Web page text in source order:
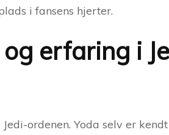
i fansens hjerter.
erfaring i
ordenen. Yoda selv er kendt